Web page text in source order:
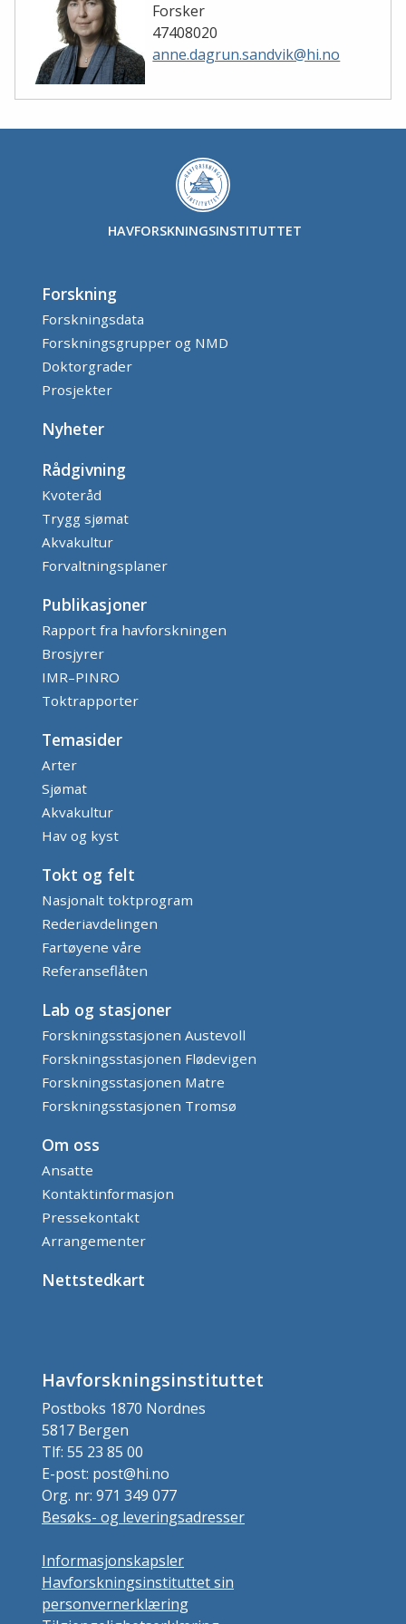
Forsker
47408020
anne.dagrun.sandvik@hi.no
HAVFORSKNINGSINSTITUTTET
Forskning
Forskningsdata
Forskningsgrupper og NMD
Doktorgrader
Prosjekter
Nyheter
Rådgivning
Kvoteråd
Trygg sjømat
Akvakultur
Forvaltningsplaner
Publikasjoner
Rapport fra havforskningen
Brosjyrer
IMR–PINRO
Toktrapporter
Temasider
Arter
Sjømat
Akvakultur
Hav og kyst
Tokt og felt
Nasjonalt toktprogram
Rederiavdelingen
Fartøyene våre
Referanseflåten
Lab og stasjoner
Forskningsstasjonen Austevoll
Forskningsstasjonen Flødevigen
Forskningsstasjonen Matre
Forskningsstasjonen Tromsø
Om oss
Ansatte
Kontaktinformasjon
Pressekontakt
Arrangementer
Nettstedkart
Havforskningsinstituttet
Postboks 1870 Nordnes
5817 Bergen
Tlf: 55 23 85 00
E-post: post@hi.no
Org. nr: 971 349 077
Besøks- og leveringsadresser
Informasjonskapsler
Havforskningsinstituttet sin
personvernerklæring